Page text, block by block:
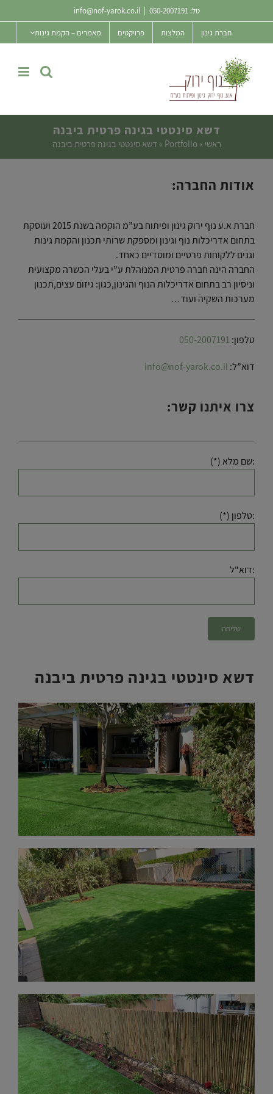
to
טל:050-2007191
info@nof-yarok.co.il
חברת גינון המלצות פרויקטים מאמרים – הקמת גינות
דשא סינטטי בגינה פרטית ביבנה
ראשי »
Portfolio
» דשא סינטטי בגינה פרטית ביבנה
אודות החברה:
חברת א.ע נוף ירוק גינון ופיתוח בע”מ הוקמה בשנת 2015 ועוסקת
בתחום אדריכלות נוף וגינון ומספקת שרותי תכנון והקמת גינות
וגנים ללקוחות פרטיים ומוסדיים כאחד.
החברה הינה חברה פרטית המנוהלת ע”י בעלי הכשרה מקצועית
וניסיון רב בתחום אדריכלות הנוף והגינון,כגון: גיזום עצים,תכנון
מערכות השקיה ועוד…
טלפון:050-2007191
דוא”ל: info@nof-yarok.co.il
צרו איתנו קשר:
:שם מלא (*)
:טלפון (*)
:דוא"ל
דשא סינטטי בגינה פרטית ביבנה